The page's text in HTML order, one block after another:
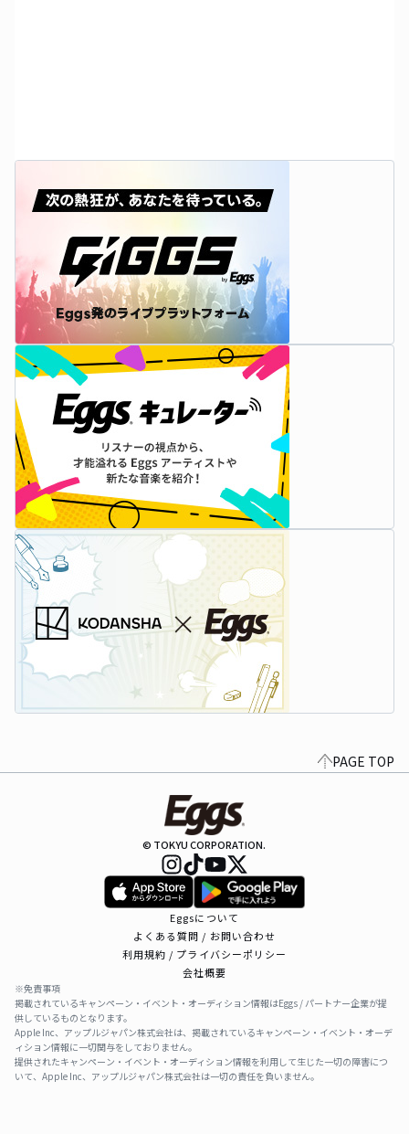
PAGE TOP
© TOKYU CORPORATION.
Eggsについて
よくある質問 / お問い合わせ
利用規約 / プライバシーポリシー
会社概要
※免責事項
掲載されているキャンペーン・イベント・オーディション情報はEggs / パートナー企業が提
供しているものとなります。
Apple Inc、アップルジャパン株式会社は、掲載されているキャンペーン・イベント・オーデ
ィション情報に一切関与をしておりません。
提供されたキャンペーン・イベント・オーディション情報を利用して生じた一切の障害につ
いて、Apple Inc、アップルジャパン株式会社は一切の責任を負いません。